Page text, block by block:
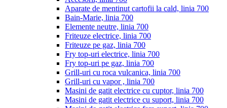
Aparate de mentinut cartofii la cald, linia 700
Bain-Marie, linia 700
Elemente neutre, linia 700
Friteuze electrice, linia 700
Friteuze pe gaz, linia 700
Fry top-uri electrice, linia 700
Fry top-uri pe gaz, linia 700
Grill-uri cu roca vulcanica, linia 700
Grill-uri cu vapor , linia 700
Masini de gatit electrice cu cuptor, linia 700
Masini de gatit electrice cu suport, linia 700